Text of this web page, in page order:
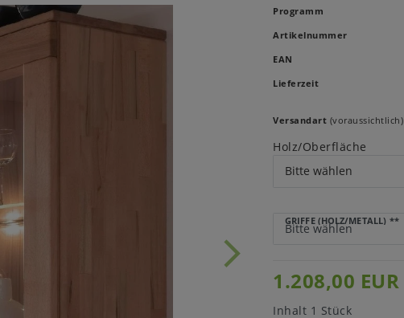
Programm
Artikelnummer
EAN
Lieferzeit
Versandart (voraussichtlich)
Holz/Oberfläche
GRIFFE (HOLZ/METALL) **
1.208,00 EUR
Inhalt 1 Stück